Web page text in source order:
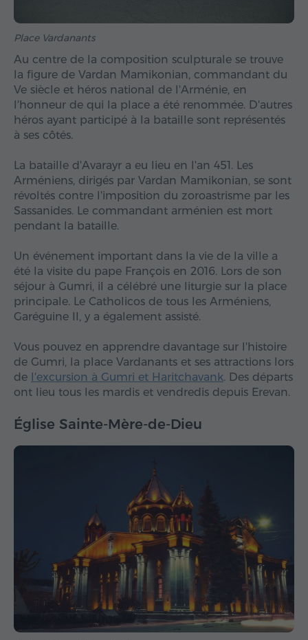
Place Vardanants
Au centre de la composition sculpturale se trouve
la figure de Vardan Mamikonian, commandant du
Ve siècle et héros national de l'Arménie, en
l'honneur de qui la place a été renommée. D'autres
héros ayant participé à la bataille sont représentés
à ses côtés.
La bataille d'Avarayr a eu lieu en l'an 451. Les
Arméniens, dirigés par Vardan Mamikonian, se sont
révoltés contre l'imposition du zoroastrisme par les
Sassanides. Le commandant arménien est mort
pendant la bataille.
Un événement important dans la vie de la ville a
été la visite du pape François en 2016. Lors de son
séjour à Gumri, il a célébré une liturgie sur la place
principale. Le Catholicos de tous les Arméniens,
Garéguine II, y a également assisté.
Vous pouvez en apprendre davantage sur l'histoire
de Gumri, la place Vardanants et ses attractions lors
de l'excursion à Gumri et Haritchavank. Des départs
ont lieu tous les mardis et vendredis depuis Erevan.
Église Sainte-Mère-de-Dieu